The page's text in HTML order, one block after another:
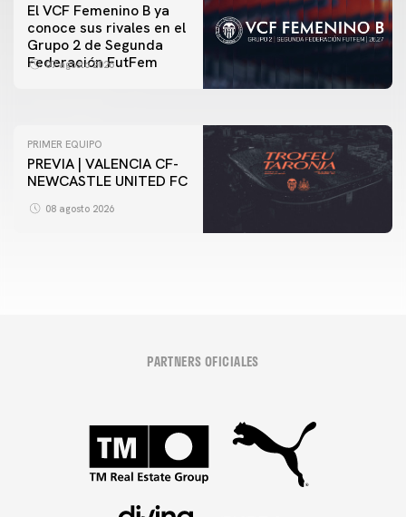
El VCF Femenino B ya
conoce sus rivales en el
Grupo 2 de Segunda
Federación FutFem
07 agosto 2026
PRIMER EQUIPO
ENTRENAMIENTO DEL VALENCIA CF 7/8/2026
PRIMER EQUIPO
PREVIA | VALENCIA CF-
NEWCASTLE UNITED FC
08 agosto 2026
PARTNERS OFICIALES